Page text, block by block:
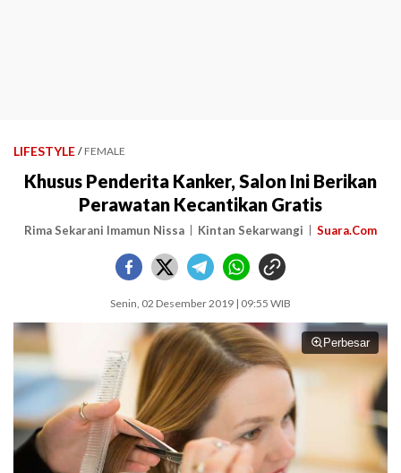
LIFESTYLE / FEMALE
Khusus Penderita Kanker, Salon Ini Berikan
Perawatan Kecantikan Gratis
Rima Sekarani Imamun Nissa Kintan Sekarwangi Suara.Com
Senin, 02 Desember 2019 | 09:55 WIB
Perbesar